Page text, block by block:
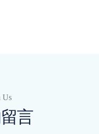
Us
言